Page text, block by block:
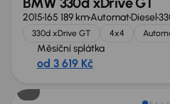
2015165 189 kmAutomatDiesel
330d xDrive GT 4x4
Měsíční splátka
od 3 619 Kč
Zlevněno o 50 000 Kč